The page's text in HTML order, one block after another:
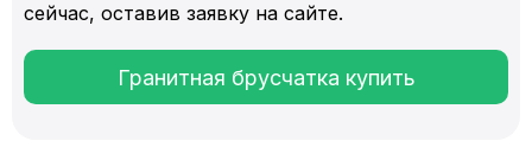
сейчас, оставив заявку на сайте.
Гранитная брусчатка купить